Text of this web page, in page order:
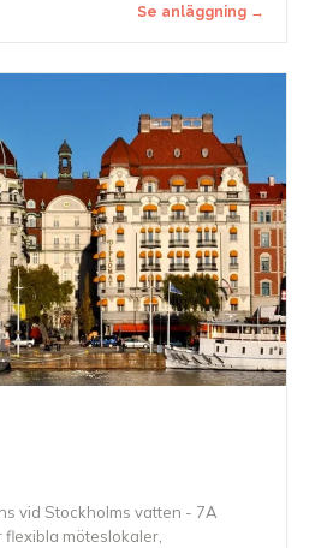
Se anläggning →
vid Stockholms vatten - 7A
möteslokaler,